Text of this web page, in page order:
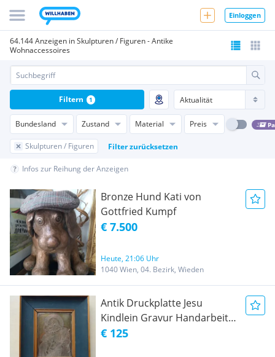
Einloggen
64.144 Anzeigen in Skulpturen / Figuren - Antike
Wohnaccessoires
Bundesland Zustand Material Preis
Skulpturen / Figuren Filter zurücksetzen
Filtern 1
Infos zur Reihung der Anzeigen
Bronze Hund Kati von
Gottfried Kumpf
€ 7.500
Heute, 21:06 Uhr
1040 Wien, 04. Bezirk, Wieden
Antik Druckplatte Jesu
Kindlein Gravur Handarbeit
19. Jahrhundert Sakral
€ 125